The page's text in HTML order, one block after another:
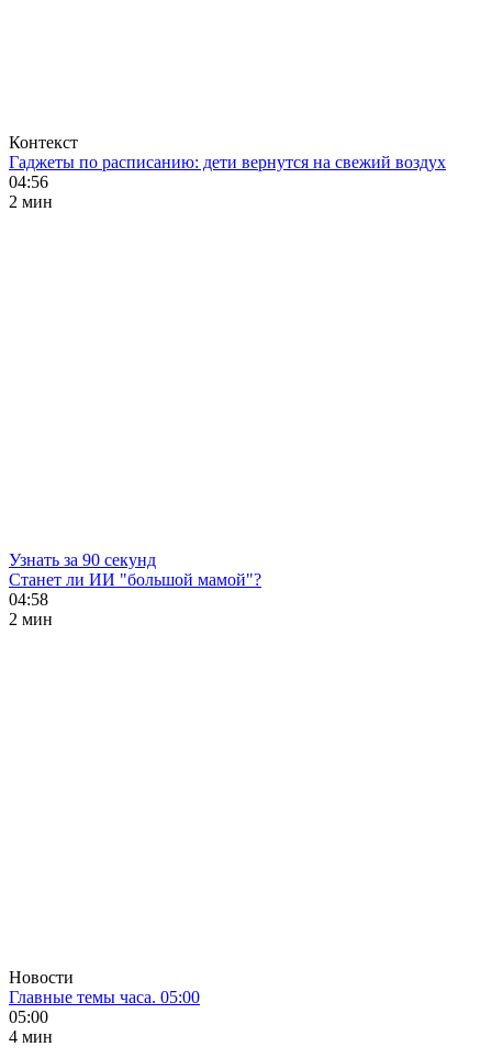
Контекст
Гаджеты по расписанию: дети вернутся на свежий воздух
04:56
2 мин
Узнать за 90 секунд
Станет ли ИИ "большой мамой"?
04:58
2 мин
Новости
Главные темы часа. 05:00
05:00
4 мин